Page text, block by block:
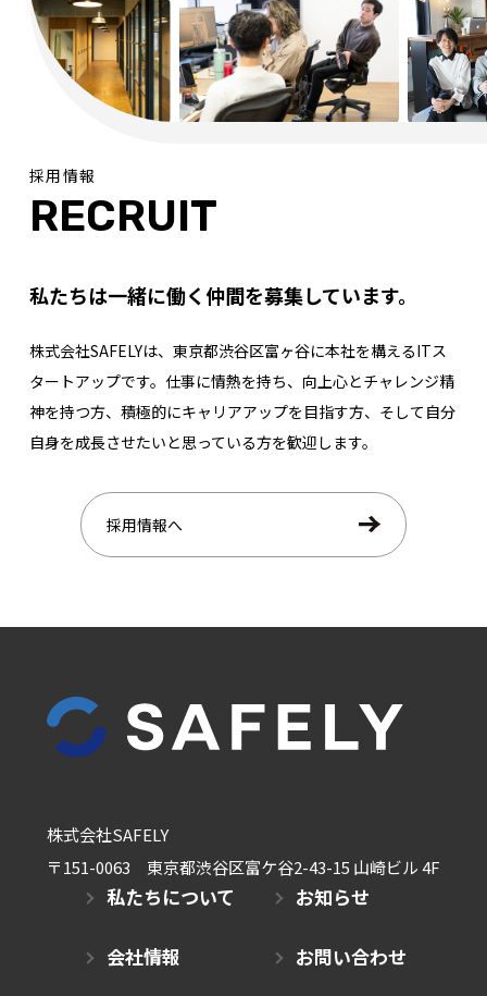
採用情報
RECRUIT
私たちは一緒に働く仲間を募集しています。
株式会社SAFELYは、東京都渋谷区富ヶ谷に本社を構えるITス
タートアップです。仕事に情熱を持ち、向上心とチャレンジ精
神を持つ方、積極的にキャリアアップを目指す方、そして自分
自身を成長させたいと思っている方を歓迎します。
採用情報へ
株式会社SAFELY
〒151-0063 東京都渋谷区富ケ谷2-43-15 山崎ビル 4F
私たちについて
会社情報
お知らせ
お問い合わせ